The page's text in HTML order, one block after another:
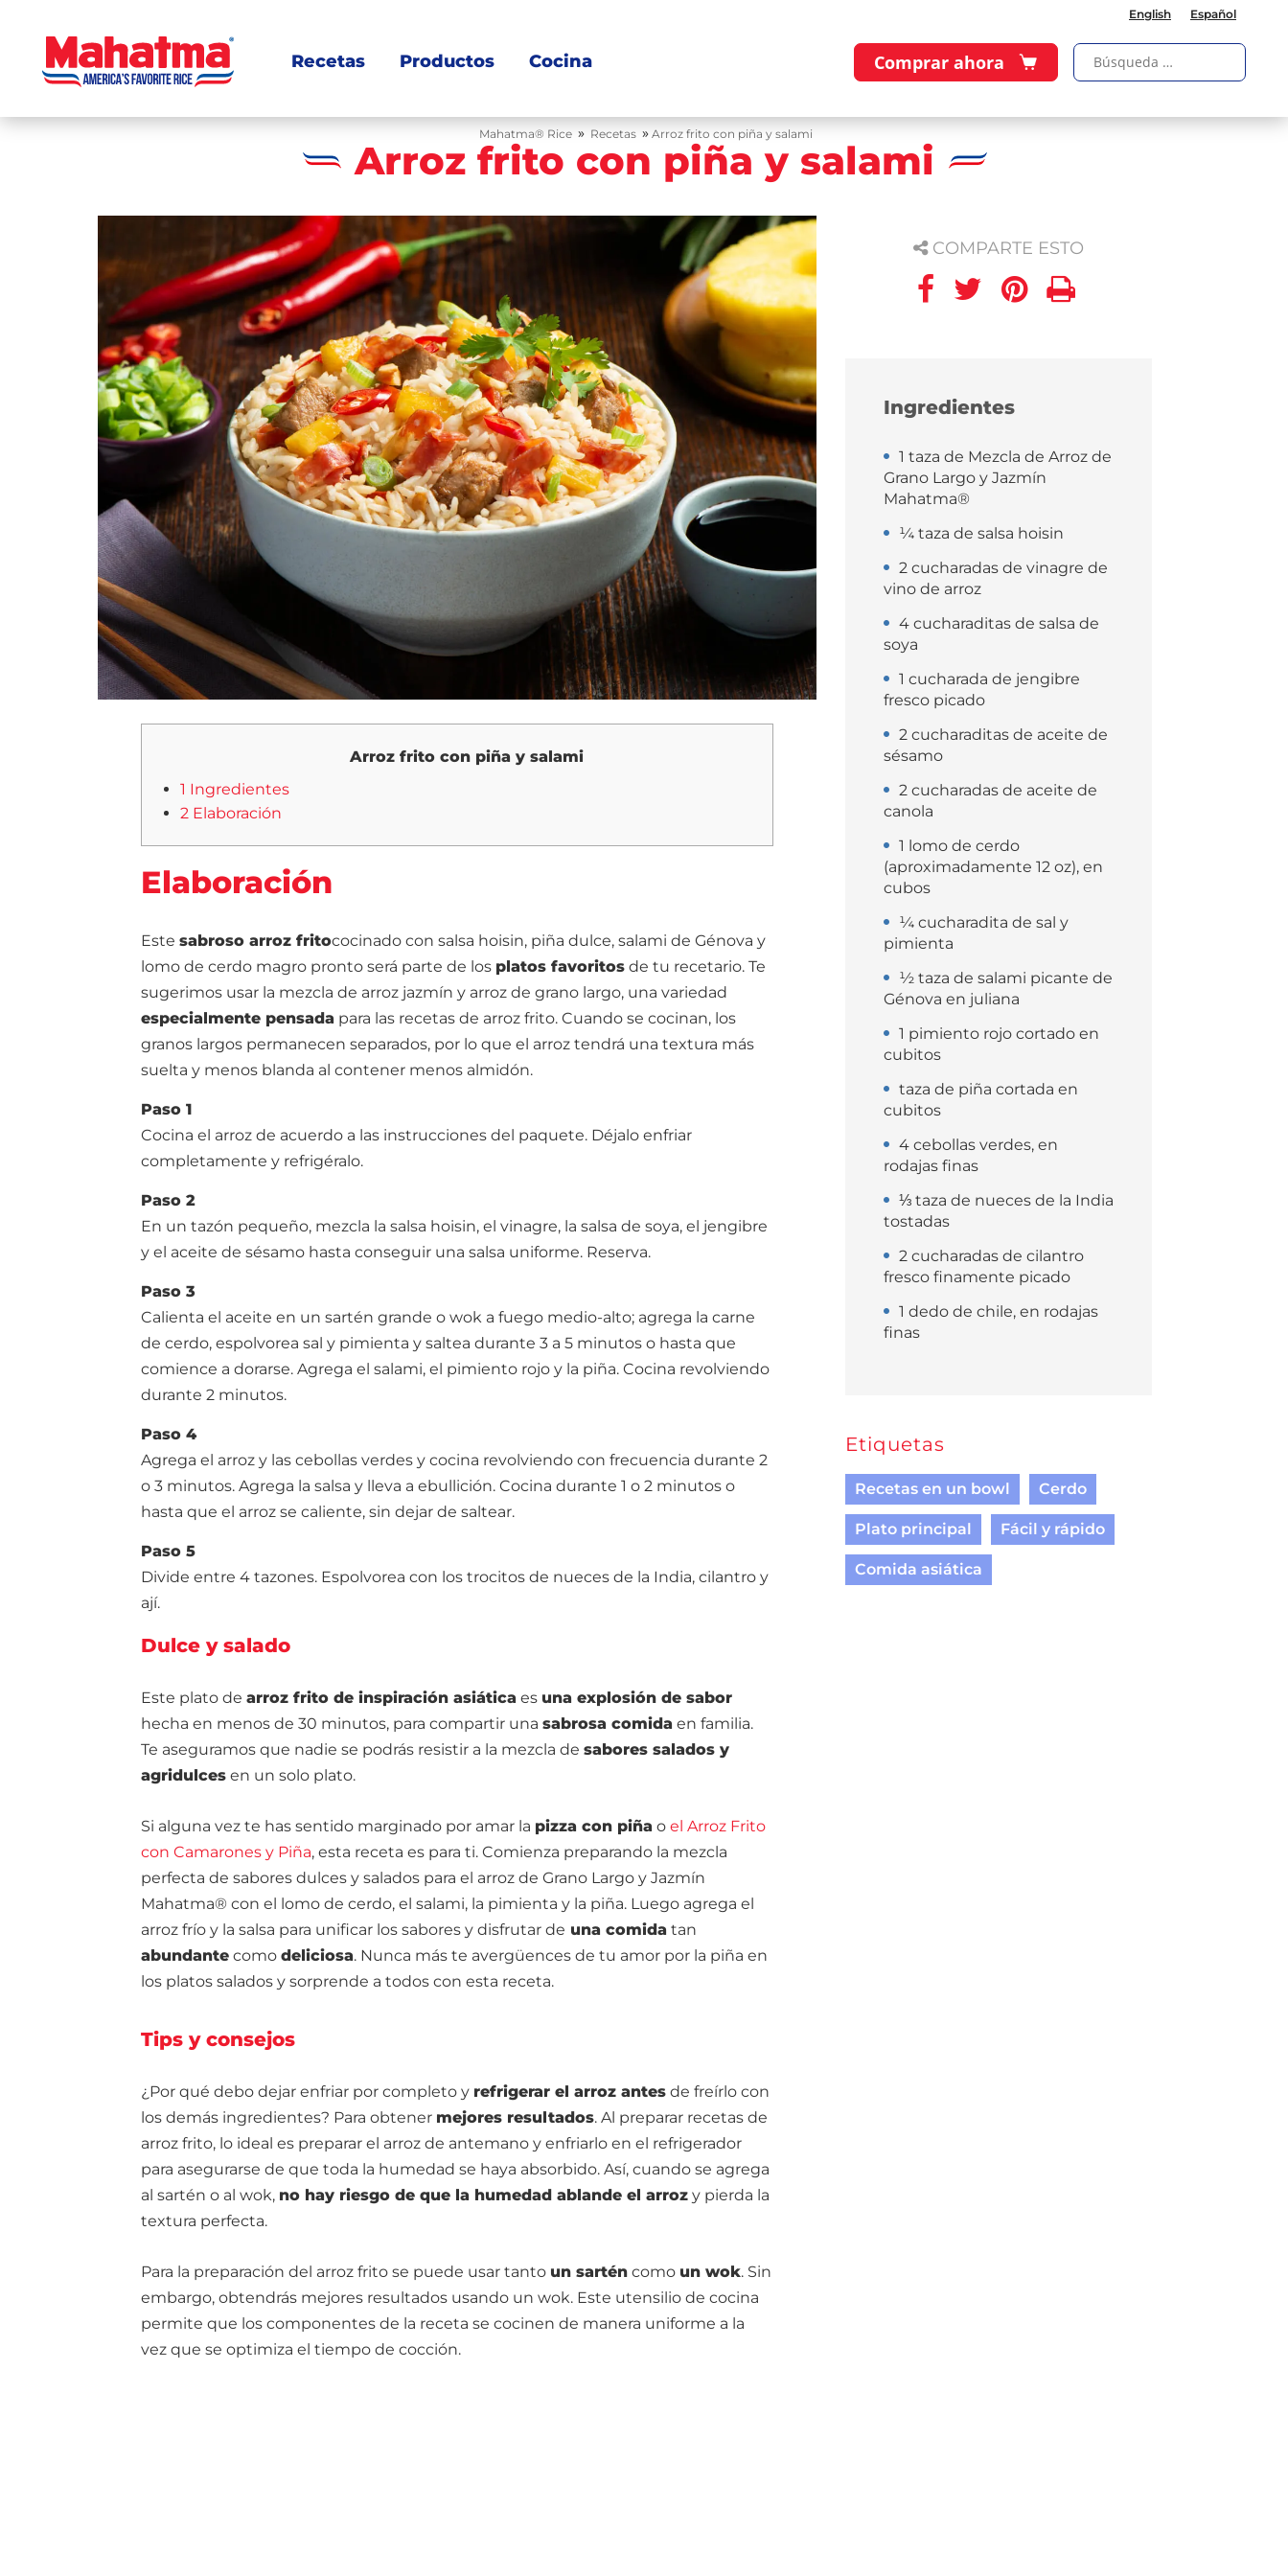
English Español
Recetas Productos Cocina Comprar ahora
Mahatma® Rice » Recetas » Arroz frito con piña y salami
Arroz frito con piña y salami
COMPARTE ESTO
Ingredientes
1 taza de Mezcla de Arroz de
Grano Largo y Jazmín
Mahatma®
¼ taza de salsa hoisin
2 cucharadas de vinagre de
vino de arroz
4 cucharaditas de salsa de
soya
1 cucharada de jengibre
fresco picado
2 cucharaditas de aceite de
sésamo
2 cucharadas de aceite de
canola
1 lomo de cerdo
(aproximadamente 12 oz), en
cubos
¼ cucharadita de sal y
pimienta
½ taza de salami picante de
Génova en juliana
1 pimiento rojo cortado en
cubitos
taza de piña cortada en
cubitos
4 cebollas verdes, en
rodajas finas
⅓ taza de nueces de la India
tostadas
2 cucharadas de cilantro
fresco finamente picado
1 dedo de chile, en rodajas
finas
Etiquetas
Recetas en un bowl Cerdo
Plato principal Fácil y rápido
Comida asiática
Arroz frito con piña y salami
1 Ingredientes
2 Elaboración
Elaboración
Este sabroso arroz fritococinado con salsa hoisin, piña dulce, salami de Génova y
lomo de cerdo magro pronto será parte de los platos favoritos de tu recetario. Te
sugerimos usar la mezcla de arroz jazmín y arroz de grano largo, una variedad
especialmente pensada para las recetas de arroz frito. Cuando se cocinan, los
granos largos permanecen separados, por lo que el arroz tendrá una textura más
suelta y menos blanda al contener menos almidón.
Paso 1
Cocina el arroz de acuerdo a las instrucciones del paquete. Déjalo enfriar
completamente y refrigéralo.
Paso 2
En un tazón pequeño, mezcla la salsa hoisin, el vinagre, la salsa de soya, el jengibre
y el aceite de sésamo hasta conseguir una salsa uniforme. Reserva.
Paso 3
Calienta el aceite en un sartén grande o wok a fuego medio-alto; agrega la carne
de cerdo, espolvorea sal y pimienta y saltea durante 3 a 5 minutos o hasta que
comience a dorarse. Agrega el salami, el pimiento rojo y la piña. Cocina revolviendo
durante 2 minutos.
Paso 4
Agrega el arroz y las cebollas verdes y cocina revolviendo con frecuencia durante 2
o 3 minutos. Agrega la salsa y lleva a ebullición. Cocina durante 1 o 2 minutos o
hasta que el arroz se caliente, sin dejar de saltear.
Paso 5
Divide entre 4 tazones. Espolvorea con los trocitos de nueces de la India, cilantro y
ají.
Dulce y salado
Este plato de arroz frito de inspiración asiática es una explosión de sabor
hecha en menos de 30 minutos, para compartir una sabrosa comida en familia.
Te aseguramos que nadie se podrás resistir a la mezcla de sabores salados y
agridulces en un solo plato.
Si alguna vez te has sentido marginado por amar la pizza con piña o el Arroz Frito
con Camarones y Piña, esta receta es para ti. Comienza preparando la mezcla
perfecta de sabores dulces y salados para el arroz de Grano Largo y Jazmín
Mahatma® con el lomo de cerdo, el salami, la pimienta y la piña. Luego agrega el
arroz frío y la salsa para unificar los sabores y disfrutar de una comida tan
abundante como deliciosa. Nunca más te avergüences de tu amor por la piña en
los platos salados y sorprende a todos con esta receta.
Tips y consejos
¿Por qué debo dejar enfriar por completo y refrigerar el arroz antes de freírlo con
los demás ingredientes? Para obtener mejores resultados. Al preparar recetas de
arroz frito, lo ideal es preparar el arroz de antemano y enfriarlo en el refrigerador
para asegurarse de que toda la humedad se haya absorbido. Así, cuando se agrega
al sartén o al wok, no hay riesgo de que la humedad ablande el arroz y pierda la
textura perfecta.
Para la preparación del arroz frito se puede usar tanto un sartén como un wok. Sin
embargo, obtendrás mejores resultados usando un wok. Este utensilio de cocina
permite que los componentes de la receta se cocinen de manera uniforme a la
vez que se optimiza el tiempo de cocción.